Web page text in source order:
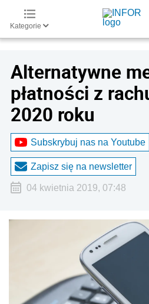
Kategorie
Alternatywne
płatności z
2020 roku
Subskrybuj nas na Youtube
Zapisz się na newsletter
04 kwietnia 2019, 07:48